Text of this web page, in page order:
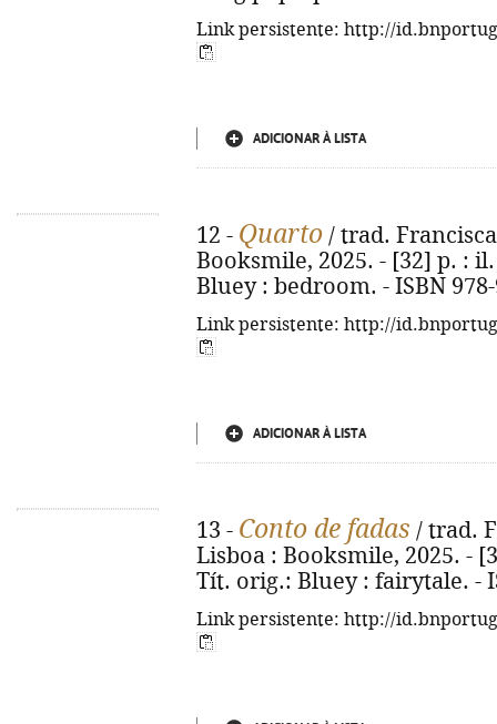
Link persistente: http://
ADICIONAR À LISTA
12 - Quarto / trad.
Booksmile, 2025. - [32] p. :
Bluey : bedroom. - ISBN
Link persistente: http://
ADICIONAR À LISTA
13 - Conto de fadas / trad.
Lisboa : Booksmile, 2025. -
Tít. orig.: Bluey : fairytale. -
Link persistente: http://